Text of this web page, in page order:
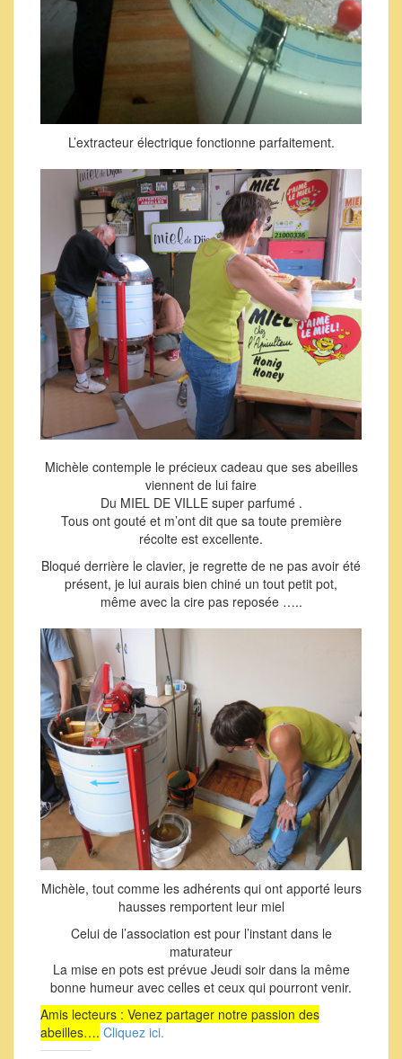
L’extracteur électrique fonctionne parfaitement.
Michèle contemple le précieux cadeau que ses abeilles
viennent de lui faire
Du MIEL DE VILLE super parfumé .
Tous ont gouté et m’ont dit que sa toute première
récolte est excellente.
Bloqué derrière le clavier, je regrette de ne pas avoir été
présent, je lui aurais bien chiné un tout petit pot,
même avec la cire pas reposée …..
Michèle, tout comme les adhérents qui ont apporté leurs
hausses remportent leur miel
Celui de l’association est pour l’instant dans le
maturateur
La mise en pots est prévue Jeudi soir dans la même
bonne humeur avec celles et ceux qui pourront venir.
Amis lecteurs : Venez partager notre passion des
abeilles…. Cliquez ici.